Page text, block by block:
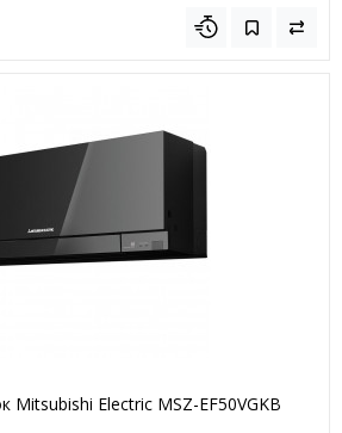
Mitsubishi Electric MSZ-EF50VGKB